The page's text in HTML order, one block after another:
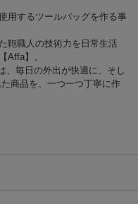
用するツールバッグを作る事
鞄職人の技術力を日常生活
Affa】。
、毎日の外出が快適に、そし
商品を、一つ一つ丁寧に作